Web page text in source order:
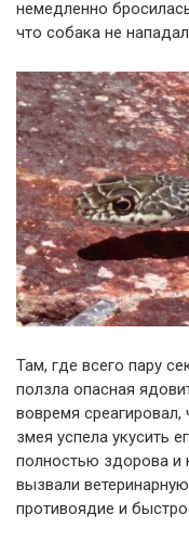
немедленно
что собака не
Там, где всего пару
ползла опасная
вовремя
змея успела укусить
полностью здорова и
вызвали
противоядие и